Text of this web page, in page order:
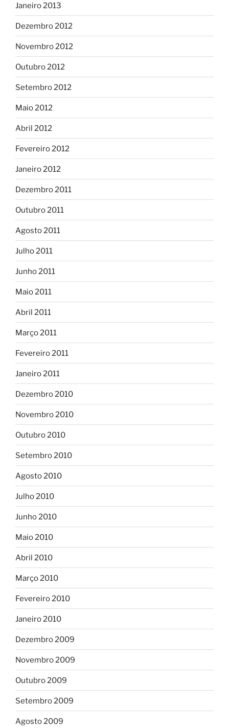
Janeiro 2013
Dezembro 2012
Novembro 2012
Outubro 2012
Setembro 2012
Maio 2012
Abril 2012
Fevereiro 2012
Janeiro 2012
Dezembro 2011
Outubro 2011
Agosto 2011
Julho 2011
Junho 2011
Maio 2011
Abril 2011
Março 2011
Fevereiro 2011
Janeiro 2011
Dezembro 2010
Novembro 2010
Outubro 2010
Setembro 2010
Agosto 2010
Julho 2010
Junho 2010
Maio 2010
Abril 2010
Março 2010
Fevereiro 2010
Janeiro 2010
Dezembro 2009
Novembro 2009
Outubro 2009
Setembro 2009
Agosto 2009